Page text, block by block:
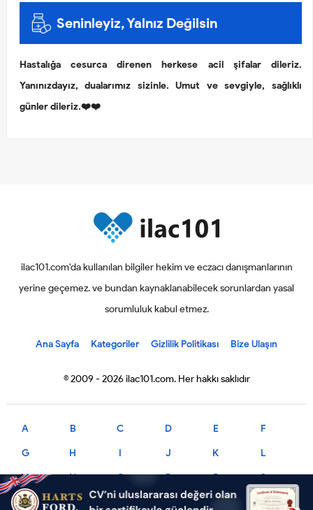
Seninleyiz, Yalnız Değilsin
Hastalığa cesurca direnen herkese acil şifalar dileriz.
Yanınızdayız, dualarımız sizinle. Umut ve sevgiyle, sağlıklı
günler dileriz.❤️❤️
ilac101.com'da kullanılan bilgiler hekim ve eczacı danışmanlarının
yerine geçemez. ve bundan kaynaklanabilecek sorunlardan yasal
sorumluluk kabul etmez.
Ana Sayfa Kategoriler Gizlilik Politikası Bize Ulaşın
© 2009 - 2026 ilac101.com. Her hakkı saklıdır
A B C D E F
G H I J K L
M N O P R S
T U V X Y Z